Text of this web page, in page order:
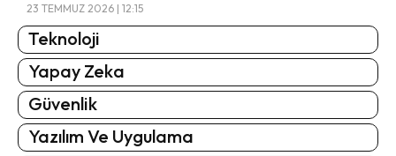
23 TEMMUZ 2026 | 12:15
Teknoloji
Yapay Zeka
Güvenlik
Yazılım Ve Uygulama